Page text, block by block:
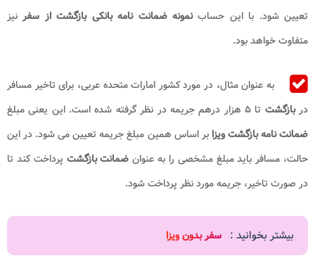
تعیین شود. با این حسابنمونه ضمانت نامه بانکی بازگشت از سفرنیز
متفاوت خواهد بود.
به عنوان مثال، در مورد کشور امارات متحده عربی، برای تاخیر مسافر
دربازگشت تا ۵ هزار درهم جریمه در نظر گرفته شده است. این یعنی مبلغ
ضمانت نامه بازگشت ویزا بر اساس همین مبلغ جریمه تعیین می شود. در این
حالت، مسافر باید مبلغ مشخصی را به عنوان ضمانت بازگشت پرداخت کند تا
در صورت تاخیر، جریمه مورد نظر پرداخت شود.
بیشتر بخوانید : سفر بدون ویزا